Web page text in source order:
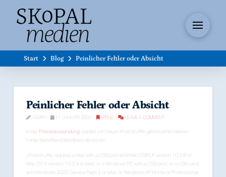
Start Blog Peinlicher Fehler oder Absicht
Peinlicher Fehler oder Absicht
ADMIN 11. JANUAR 2005 APPLE LEAVE A COMMENT
In der PresseaussendungApples zum neuen iPod shuffle gibt es einen kleinen
Fehler betreffend Windows-Versionen:
„iPod shuffle requires a Mac with a USB port and Mac OS(R) X version 10.2.8 or
Mac OS X version 10.3.4 or later; or a Windows PC with a USB port, or a USB card
and Windows 2000 Service Pack 2 or later, or Windows XP Home or Professional